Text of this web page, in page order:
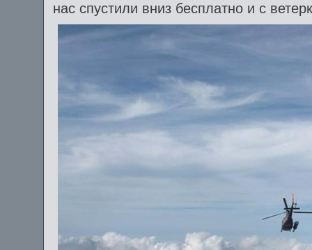
нас спустили вниз бесплатно и с